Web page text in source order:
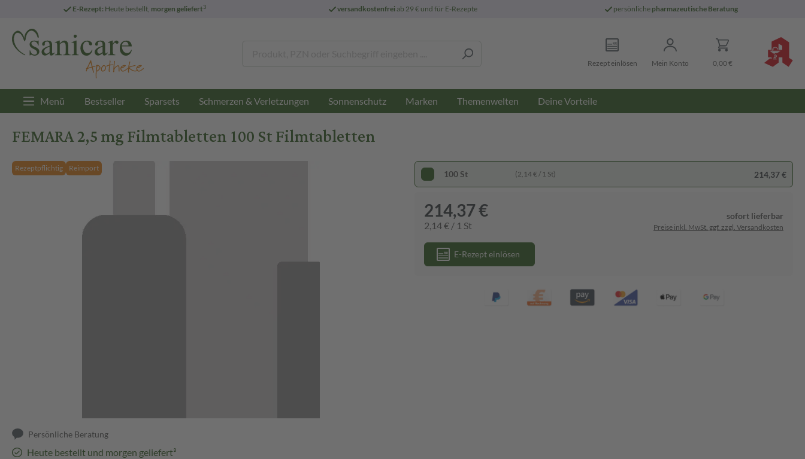
E-Rezept: Heute bestellt, morgen geliefert3 versandkostenfreiab 29 € und für E-Rezepte persönliche pharmazeutische Beratung
Rezept einlösen Mein Konto 0,00 €
Menü Bestseller Sparsets Schmerzen & Verletzungen Sonnenschutz Marken Themenwelten Deine Vorteile
FEMARA 2,5 mg Filmtabletten 100 St Filmtabletten
Rezeptpflichtig Reimport
Persönliche Beratung
Heute bestellt und morgen geliefert³
100 St (2,14 € / 1 St) 214,37 €
214,37 €
2,14 € / 1 St
sofort lieferbar
Preise inkl. MwSt. ggf. zzgl. Versandkosten
E-Rezept einlösen